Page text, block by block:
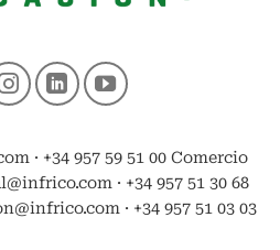
· +34 957 59 51 00 Comercio
· +34 957 51 30 68
· +34 957 51 03 03